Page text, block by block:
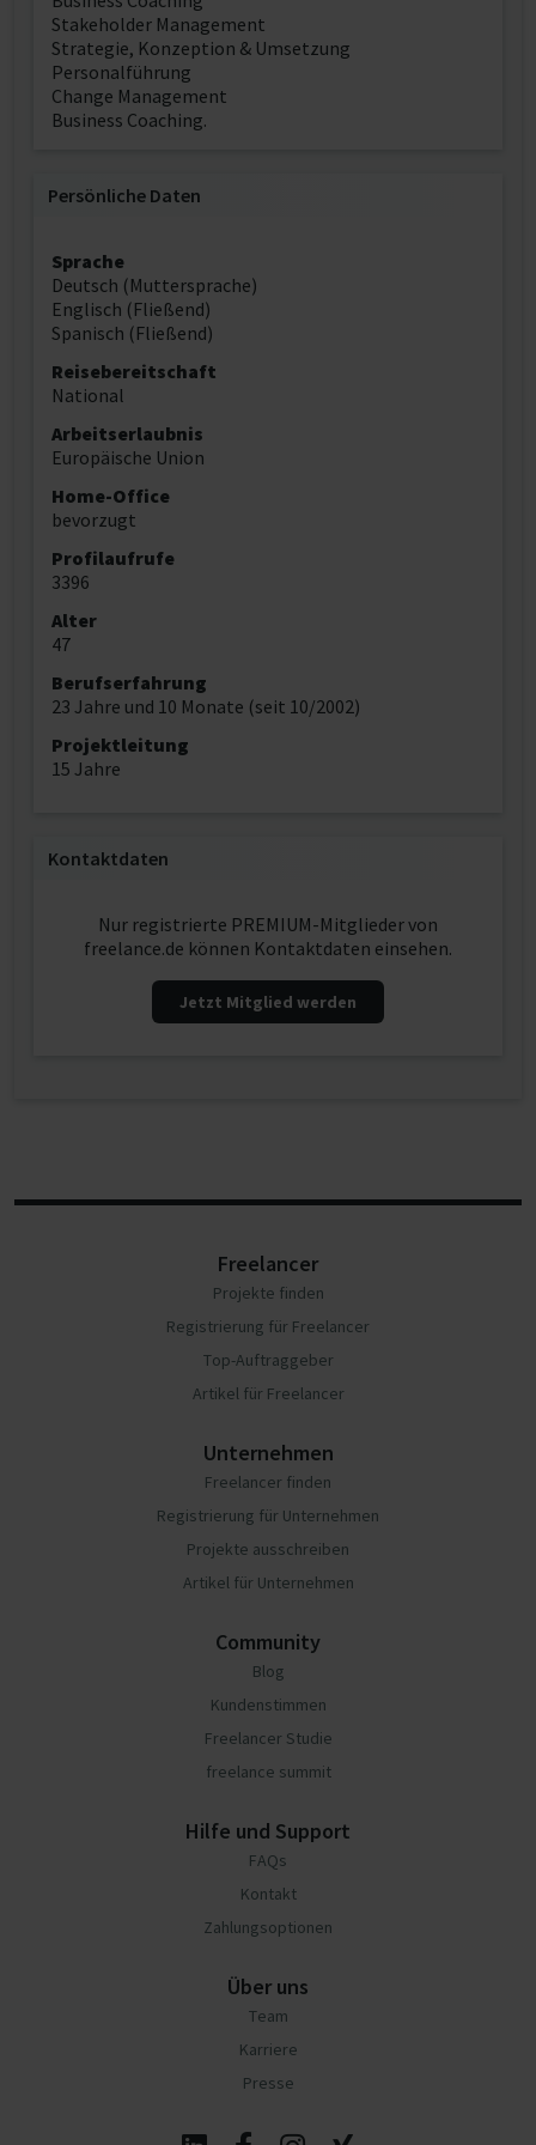
Stakeholder Management
Strategie, Konzeption & Umsetzung
Personalführung
Change Management
Business Coaching.
Persönliche Daten
Sprache
Deutsch (Muttersprache)
Englisch (Fließend)
Spanisch (Fließend)
Reisebereitschaft
National
Arbeitserlaubnis
Europäische Union
Home-Office
bevorzugt
Profilaufrufe
3396
Alter
47
Berufserfahrung
23 Jahre und 10 Monate (seit 10/2002)
Projektleitung
15 Jahre
Kontaktdaten
Nur registrierte PREMIUM-Mitglieder von
freelance.de können Kontaktdaten einsehen.
Jetzt Mitglied werden
Freelancer
Projekte finden
Registrierung für Freelancer
Top-Auftraggeber
Artikel für Freelancer
Unternehmen
Freelancer finden
Registrierung für Unternehmen
Projekte ausschreiben
Artikel für Unternehmen
Community
Blog
Kundenstimmen
Freelancer Studie
freelance summit
Hilfe und Support
FAQs
Kontakt
Zahlungsoptionen
Über uns
Team
Karriere
Presse